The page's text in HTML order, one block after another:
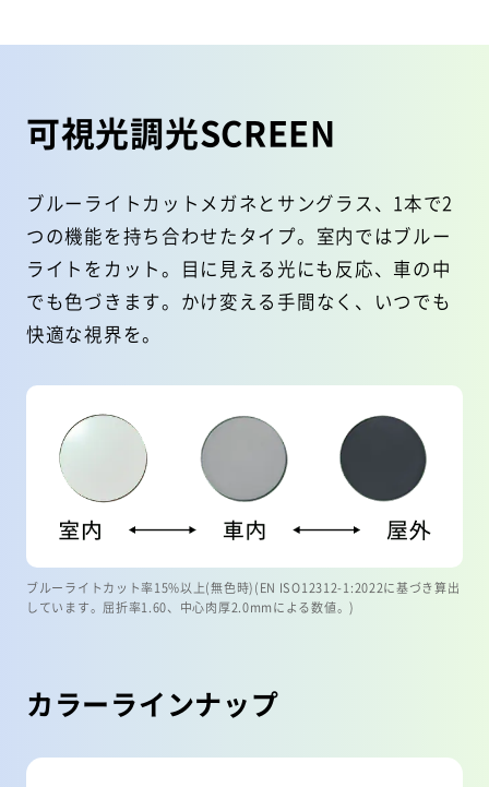
可視光調光SCREEN
ブルーライトカットメガネとサングラス、1本で2
つの機能を持ち合わせたタイプ。 室内ではブルー
ライトをカット。目に見える光にも反応、車の中
でも色づきます。 かけ変える手間なく、いつでも
快適な視界を。
ブルーライトカット率15%以上(無色時)(EN ISO12312-1:2022に基づき算出
しています。屈折率1.60、中心肉厚2.0mmによる数値。)
カラーラインナップ